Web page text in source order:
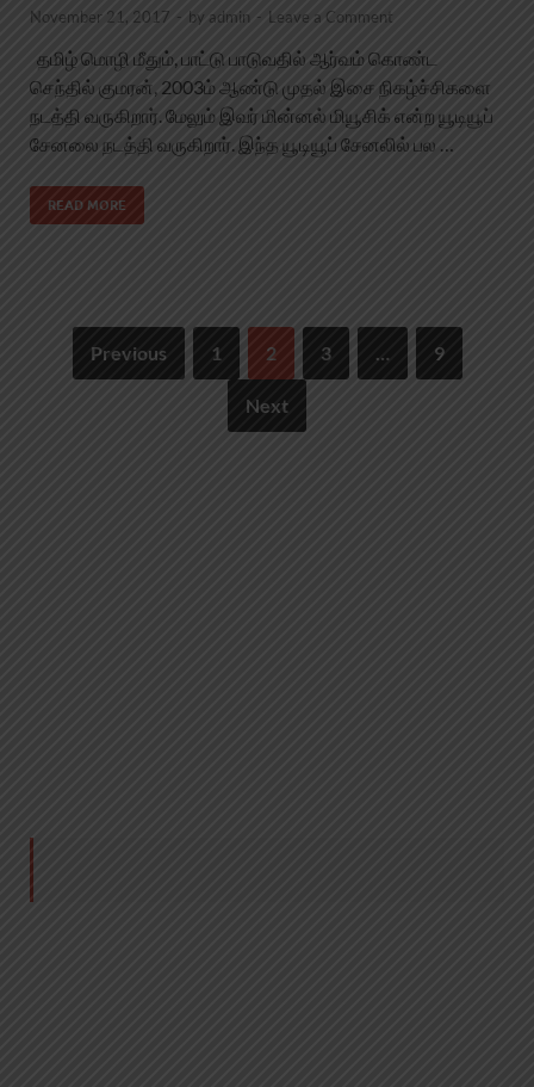
November 21, 2017 - by admin - Leave a Comment
தமிழ் மொழி மீதும், பாட்டு பாடுவதில் ஆர்வம் கொண்ட
செந்தில் குமரன், 2003ம் ஆண்டு முதல் இசை நிகழ்ச்சிகளை
நடத்தி வருகிறார். மேலும் இவர் மின்னல் மியூசிக் என்ற யூடியூப்
சேனலை நடத்தி வருகிறார். இந்த யூடியூப் சேனலில் பல …
READ MORE
Previous 1 2 3 … 9
Next